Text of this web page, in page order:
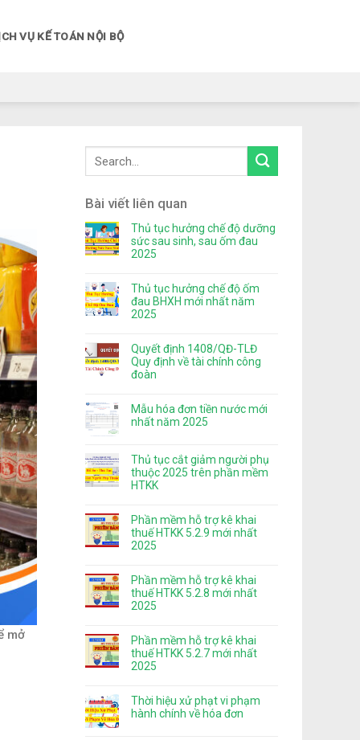
VỤ KẾ TOÁN NỘI BỘ
mở
Bài viết liên quan
Thủ tục hưởng chế độ dưỡng
sức sau sinh, sau ốm đau
2025
Thủ tục hưởng chế độ ốm
đau BHXH mới nhất năm
2025
Quyết định 1408/QĐ-TLĐ
Quy định về tài chính công
đoàn
Mẫu hóa đơn tiền nước mới
nhất năm 2025
Thủ tục cắt giảm người phụ
thuộc 2025 trên phần mềm
HTKK
Phần mềm hỗ trợ kê khai
thuế HTKK 5.2.9 mới nhất
2025
Phần mềm hỗ trợ kê khai
thuế HTKK 5.2.8 mới nhất
2025
Phần mềm hỗ trợ kê khai
thuế HTKK 5.2.7 mới nhất
2025
Thời hiệu xử phạt vi phạm
hành chính về hóa đơn